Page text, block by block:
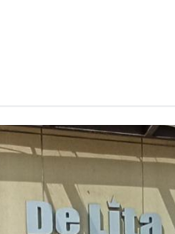
Протарас Пиештяны